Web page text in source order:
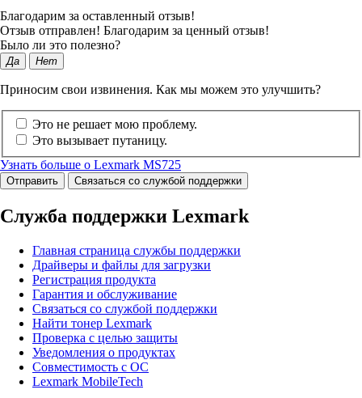
Благодарим за оставленный отзыв!
Отзыв отправлен! Благодарим за ценный отзыв!
Было ли это полезно?
Да Нет
Приносим свои извинения. Как мы можем это улучшить?
Это не решает мою проблему.
Это вызывает путаницу.
Узнать больше о Lexmark MS725
Отправить Связаться со службой поддержки
Служба поддержки Lexmark
Главная страница службы поддержки
Драйверы и файлы для загрузки
Регистрация продукта
Гарантия и обслуживание
Связаться со службой поддержки
Найти тонер Lexmark
Проверка с целью защиты
Уведомления о продуктах
Совместимость с ОС
Lexmark MobileTech